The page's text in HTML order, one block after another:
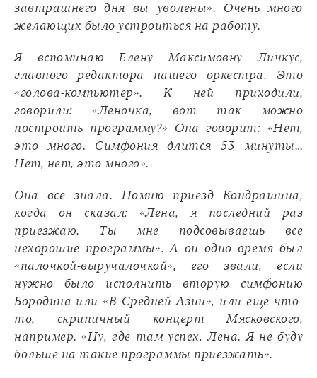
завтрашнего дня вы уволены». Очень много
желающих было устроиться на работу.
Я вспоминаю Елену Максимовну Личкус,
главного редактора нашего оркестра. Это
«голова-компьютер». К ней приходили,
говорили: «Леночка, вот так можно
построить программу?» Она говорит: «Нет,
это много. Симфония длится 53 минуты…
Нет, нет, это много».
Она все знала. Помню приезд Кондрашина,
когда он сказал: «Лена, я последний раз
приезжаю. Ты мне подсовываешь все
нехорошие программы». А он одно время был
«палочкой-выручалочкой», его звали, если
нужно было исполнить вторую симфонию
Бородина или «В Средней Азии», или еще что-
то, скрипичный концерт Мясковского,
например. «Ну, где там успех, Лена. Я не буду
больше на такие программы приезжать».